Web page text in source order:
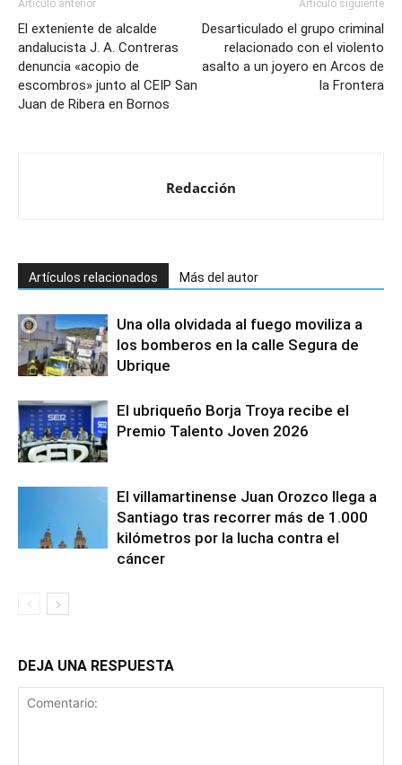
Artículo anterior
El exteniente de alcalde
andalucista J. A. Contreras
denuncia «acopio de
escombros» junto al CEIP San
Juan de Ribera en Bornos
Artículo siguiente
Desarticulado el grupo criminal
relacionado con el violento
asalto a un joyero en Arcos de
la Frontera
Redacción
Artículos relacionados Más del autor
Una olla olvidada al fuego moviliza a
los bomberos en la calle Segura de
Ubrique
El ubriqueño Borja Troya recibe el
Premio Talento Joven 2026
El villamartinense Juan Orozco llega a
Santiago tras recorrer más de 1.000
kilómetros por la lucha contra el
cáncer
DEJA UNA RESPUESTA